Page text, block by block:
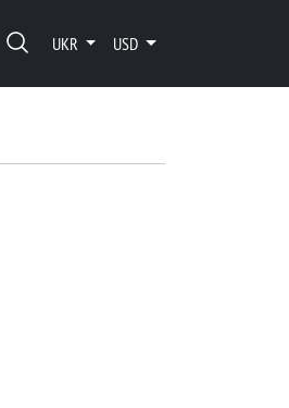
UKR USD